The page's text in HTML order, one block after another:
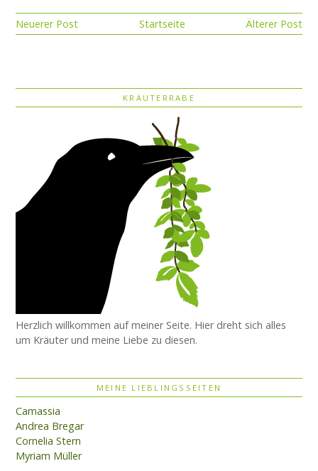
Neuerer Post Älterer Post
Startseite
KRÄUTERRABE
Herzlich willkommen auf meiner Seite. Hier dreht sich alles
um Kräuter und meine Liebe zu diesen.
MEINE LIEBLINGSSEITEN
Camassia
Andrea Bregar
Cornelia Stern
Myriam Müller